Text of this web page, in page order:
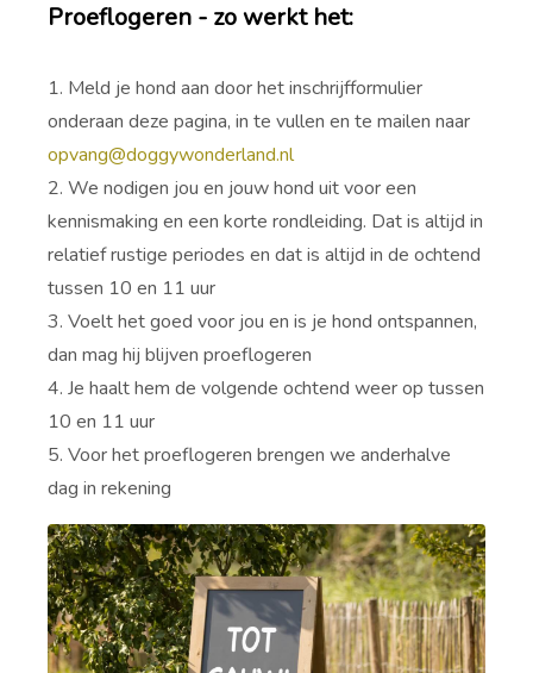
Proeflogeren - zo werkt het:
1. Meld je hond aan door het inschrijfformulier
onderaan deze pagina, in te vullen en te mailen naar
opvang@doggywonderland.nl
2. We nodigen jou en jouw hond uit voor een
kennismaking en een korte rondleiding. Dat is altijd in
relatief rustige periodes en dat is altijd in de ochtend
tussen 10 en 11 uur
3. Voelt het goed voor jou en is je hond ontspannen,
dan mag hij blijven proeflogeren
4. Je haalt hem de volgende ochtend weer op tussen
10 en 11 uur
5. Voor het proeflogeren brengen we anderhalve
dag in rekening